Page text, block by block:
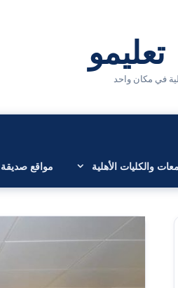
والكليات الأهلية مواقع صديقة